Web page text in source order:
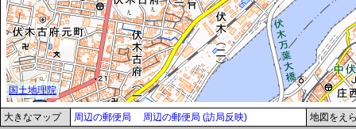
大きなマップ 周辺の郵便局 周辺の郵便局 (訪局反映) 地図をえ